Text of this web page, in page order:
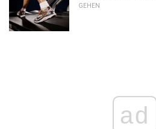
GEHEN
ad